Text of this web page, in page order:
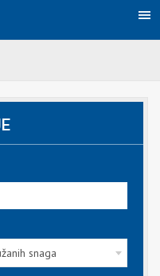
snaga